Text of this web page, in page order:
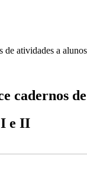
de atividades a
cadernos
I e II